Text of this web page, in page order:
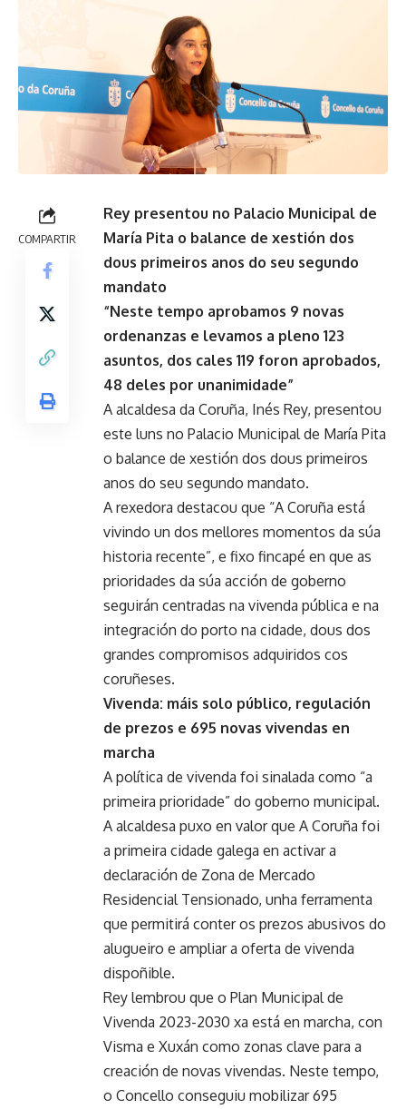
COMPARTIR
Rey presentou no Palacio Municipal de
María Pita o balance de xestión dos
dous primeiros anos do seu segundo
mandato
“Neste tempo aprobamos 9 novas
ordenanzas e levamos a pleno 123
asuntos, dos cales 119 foron aprobados,
48 deles por unanimidade”
A alcaldesa da Coruña, Inés Rey, presentou
este luns no Palacio Municipal de María Pita
o balance de xestión dos dous primeiros
anos do seu segundo mandato.
A rexedora destacou que “A Coruña está
vivindo un dos mellores momentos da súa
historia recente”, e fixo fincapé en que as
prioridades da súa acción de goberno
seguirán centradas na vivenda pública e na
integración do porto na cidade, dous dos
grandes compromisos adquiridos cos
coruñeses.
Vivenda: máis solo público, regulación
de prezos e 695 novas vivendas en
marcha
A política de vivenda foi sinalada como “a
primeira prioridade” do goberno municipal.
A alcaldesa puxo en valor que A Coruña foi
a primeira cidade galega en activar a
declaración de Zona de Mercado
Residencial Tensionado, unha ferramenta
que permitirá conter os prezos abusivos do
alugueiro e ampliar a oferta de vivenda
dispoñible.
Rey lembrou que o Plan Municipal de
Vivenda 2023-2030 xa está en marcha, con
Visma e Xuxán como zonas clave para a
creación de novas vivendas. Neste tempo,
o Concello conseguiu mobilizar 695